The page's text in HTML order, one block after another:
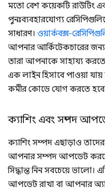
মতো বেশ কয়েকটি রাউটিং
পুনঃব্যবহারযোগ্য
সাধারণ। ওয়ার্কবক্স-
আপনার আর্কিটেকচারের
তারা আপনাকে সাহায্য
এক লাইন হিসাবে পাওয়া
কর্মীর কোডে যোগ করতে
ক্যাশিং এবং সম্পদ
ক্যাশিং সম্পদ এছাড়াও
আপনার সম্পদ আপডেট করতে
সিদ্ধান্ত নিন সবচেয়ে ভালো।
আপডেট রাখা বা আপনার